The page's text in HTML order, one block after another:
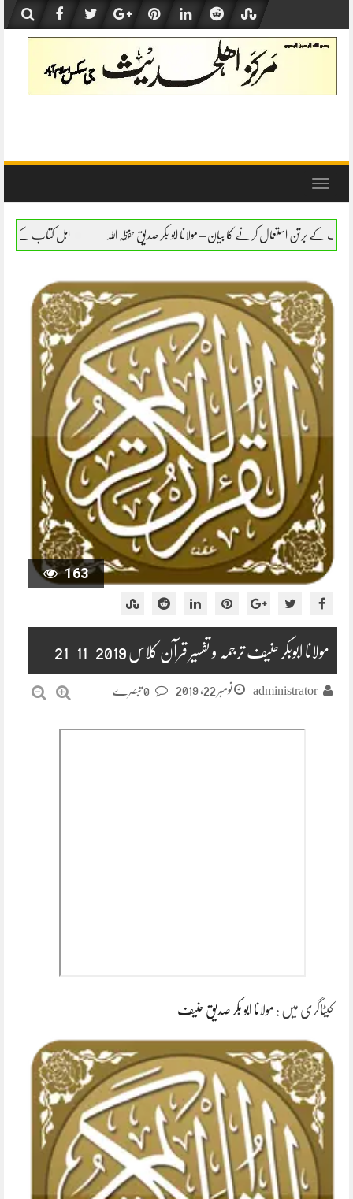
content
Toggle
– مولانا ابو بکر صدیق حفظہ اللہ اہل کتاب کے برتن استعمال کرنے کا بیان – مولانا
163
مولانا ابوبکر حنیف ترجمہ و تفسیر قرآن کلاس 2019-11-21
administrator نومبر 22, 2019
کیٹاگری میں : مولانا ابو بکر صدیق حنیف